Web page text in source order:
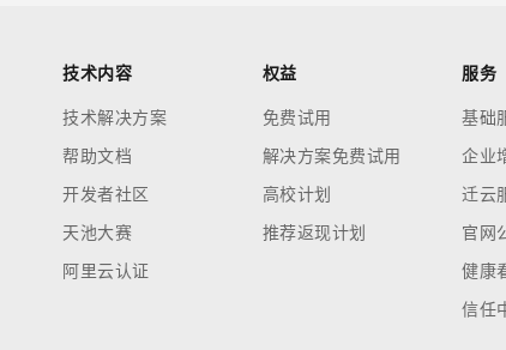
技术内容
技术解决方案
帮助文档
开发者社区
天池大赛
阿里云认证
权益
免费试用
解决方案免费试用
高校计划
推荐返现计划
服务
基础
企业
迁云
官网
健康
信任